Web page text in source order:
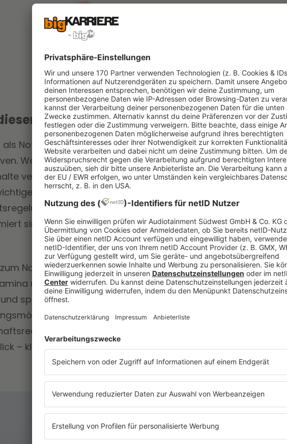
gut
Beruf zu mir?
als Notar bzw. Notarin ist anspruchsvoll, verantwortungsvoll
Wenn du Interesse an Recht hast, äußerst sorgfältig
verständlich erklärst, findest du hier ideale
Rechtsgeschäfte – zum Beispiel bei Immobilienkäufen,
oder Unternehmensgründungen. Dabei achtest
sind, Verträge rechtssicher formuliert werden und
Notar bzw. zur Notarin führt in Deutschland in der Regel
und anschließend – je nach Bundesland und
spezielle Auswahl-/Bestellungsverfahren. Dadurch ergeben
etwa durch Spezialisierungen (z. B.
und die Leitung einer eigenen Notarstelle. Weitere
– klick dich durch: